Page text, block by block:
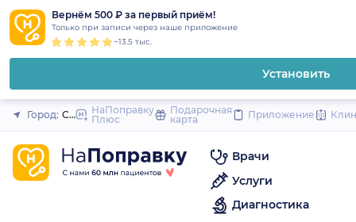
Вернём 500 ₽ за первый приём!
Только при записи через наше приложение
~13.5 тыс.
Установить
Закрыть
Город: Санкт-Петербург
НаПоправку
Плюс
Подарочная
карта
Приложение
Врачи
Услуги
Диагностика